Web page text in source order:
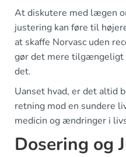
At diskutere med lægen
justering kan føre til
at skaffe Norvasc uden
gør det mere tilgængeligt
det.
Uanset hvad, er det altid
retning mod en sundere
medicin og ændringer i
Dosering og